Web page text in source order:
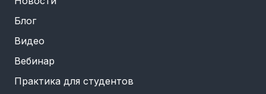
Блог
Видео
Вебинар
Практика для студентов